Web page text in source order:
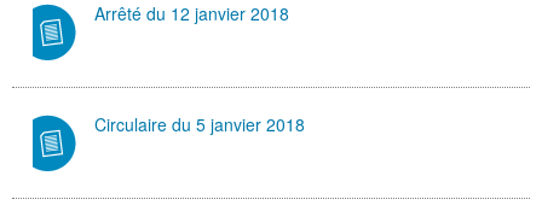
Arrêté du 12 janvier 2018
Circulaire du 5 janvier 2018